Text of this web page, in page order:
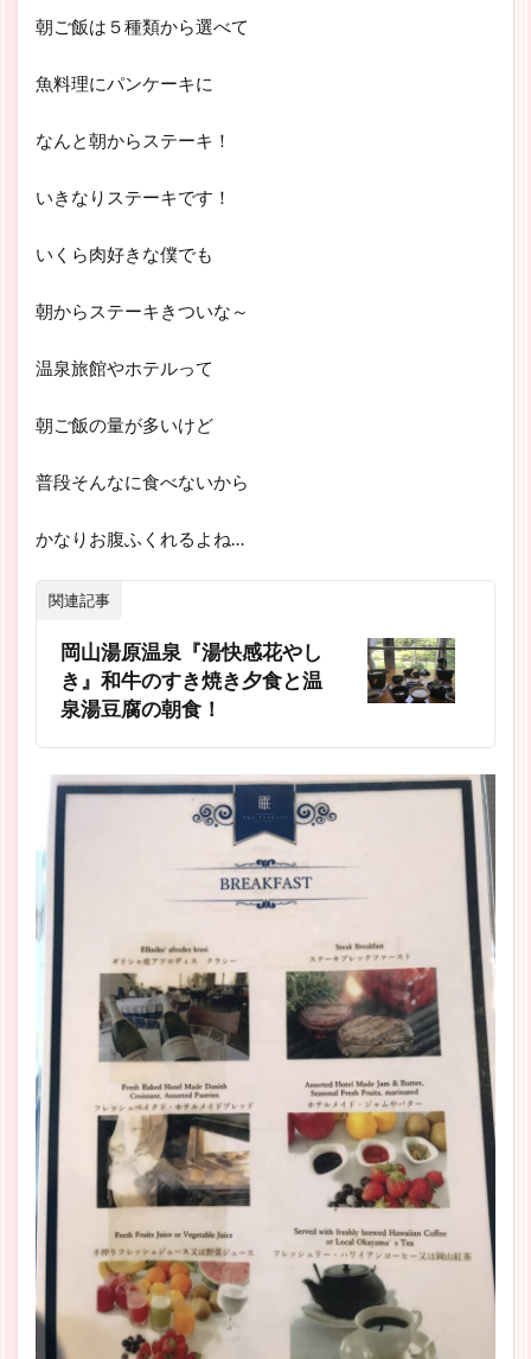
朝ご飯は５種類から選べて
魚料理にパンケーキに
なんと朝からステーキ！
いきなりステーキです！
いくら肉好きな僕でも
朝からステーキきついな～
温泉旅館やホテルって
朝ご飯の量が多いけど
普段そんなに食べないから
かなりお腹ふくれるよね…
関連記事
岡山湯原温泉『湯快感花やし
き』和牛のすき焼き夕食と温
泉湯豆腐の朝食！